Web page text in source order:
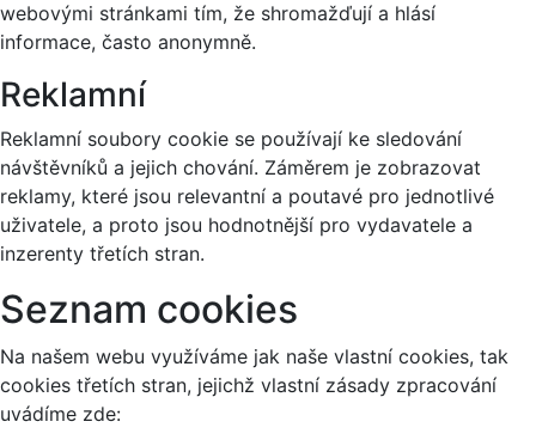
webovými stránkami tím, že shromažďují a hlásí
informace, často anonymně.
Reklamní
Reklamní soubory cookie se používají ke sledování
návštěvníků a jejich chování. Záměrem je zobrazovat
reklamy, které jsou relevantní a poutavé pro jednotlivé
uživatele, a proto jsou hodnotnější pro vydavatele a
inzerenty třetích stran.
Seznam cookies
Na našem webu využíváme jak naše vlastní cookies, tak
cookies třetích stran, jejichž vlastní zásady zpracování
uvádíme zde: